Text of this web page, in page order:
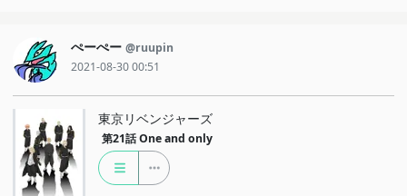
ぺーぺー @ruupin
2021-08-30 00:51
東京リベンジャーズ
第21話 One and only